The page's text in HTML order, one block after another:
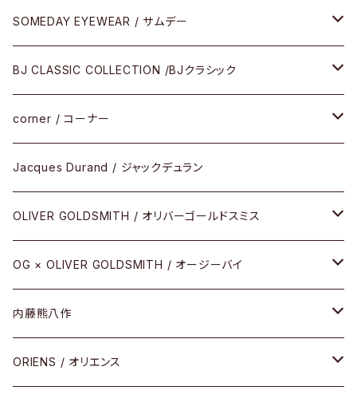
SOMEDAY EYEWEAR / サムデー
メガネ
サングラス
アパレル
その他
BJ CLASSIC COLLECTION /BJクラシック
CELLULOID（CRAFTSMAN EDITION）
SHINBARI（CRAFTSMAN EDITION）
URUSHI（CRAFTSMAN EDITION）
REVIVAL EDITION
HEAVY EDITION
COMBI （コンビシリーズ）
corner / コーナー
リサーチシリーズ
サブリメイションシリーズ
Jacques Durand / ジャックデュラン
OLIVER GOLDSMITH / オリバーゴールドスミス
メタル
セル
コンビ
OG × OLIVER GOLDSMITH / オージーバイ
メタル
セル
内藤熊八作
セル
ORIENS / オリエンス